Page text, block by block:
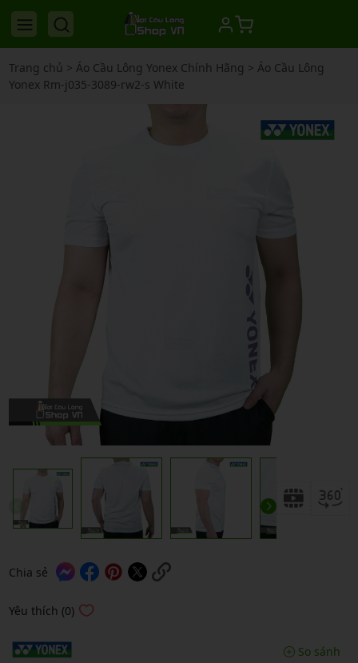
Trang chủ > Áo Cầu Lông Yonex Chính Hãng > Áo Cầu Lông
Yonex Rm-j035-3089-rw2-s White
Chia sẻ
Yêu thích (0)
So sánh